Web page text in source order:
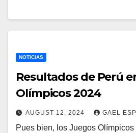
NOTICIAS
Resultados de Perú
Olímpicos 2024
AUGUST 12, 2024 GAEL
Pues bien, los Juegos